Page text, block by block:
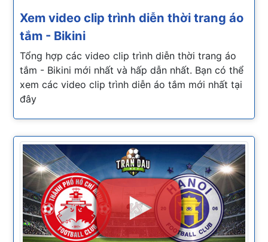
Xem video clip trình diễn thời trang áo
tắm - Bikini
Tổng hợp các video clip trình diễn thời trang áo
tắm - Bikini mới nhất và hấp dẫn nhất. Bạn có thể
xem các video clip trình diễn áo tắm mới nhất tại
đây